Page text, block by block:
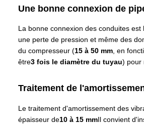
Une bonne connexion de
La bonne connexion des conduites
une perte de pression et même des
du compresseur (15 à 50 mm, en
être3 fois le diamètre du tuyau) pour
Traitement de
Le traitement d'amortissement des
épaisseur de10 à 15 mmIl convient